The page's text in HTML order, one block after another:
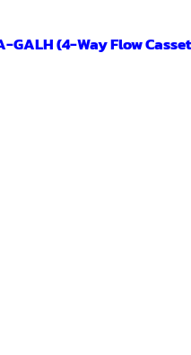
GALH (4-Way Flow